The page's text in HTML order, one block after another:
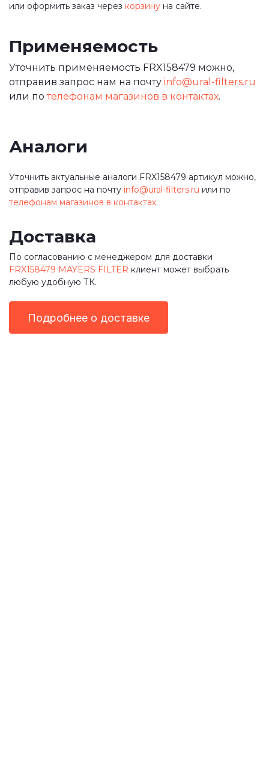
или оформить заказ через корзину на сайте.
Применяемость
Уточнить применяемость FRX158479 можно,
отправив запрос нам на почту info@ural-filters.ru
или потелефонам магазинов в контактах.
Аналоги
Уточнить актуальные аналоги FRX158479 артикул можно,
отправив запрос на почту info@ural-filters.ru или по
телефонам магазинов в контактах.
Доставка
По согласованию с менеджером для доставки
FRX158479 MAYERS FILTER клиент может выбрать
любую удобную ТК.
Подробнее о доставке